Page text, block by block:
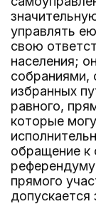
управлять
свою
населения;
собраниями,
избранных
равного,
которые
обращение к
прямого
допускается